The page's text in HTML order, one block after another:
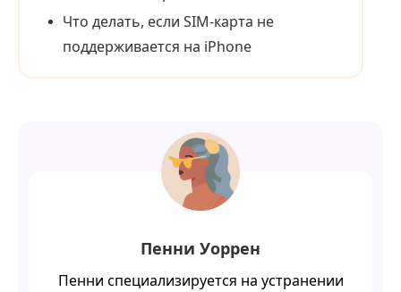
Что делать, если SIM‑карта не
поддерживается на iPhone
Пенни Уоррен
Пенни специализируется на устранении